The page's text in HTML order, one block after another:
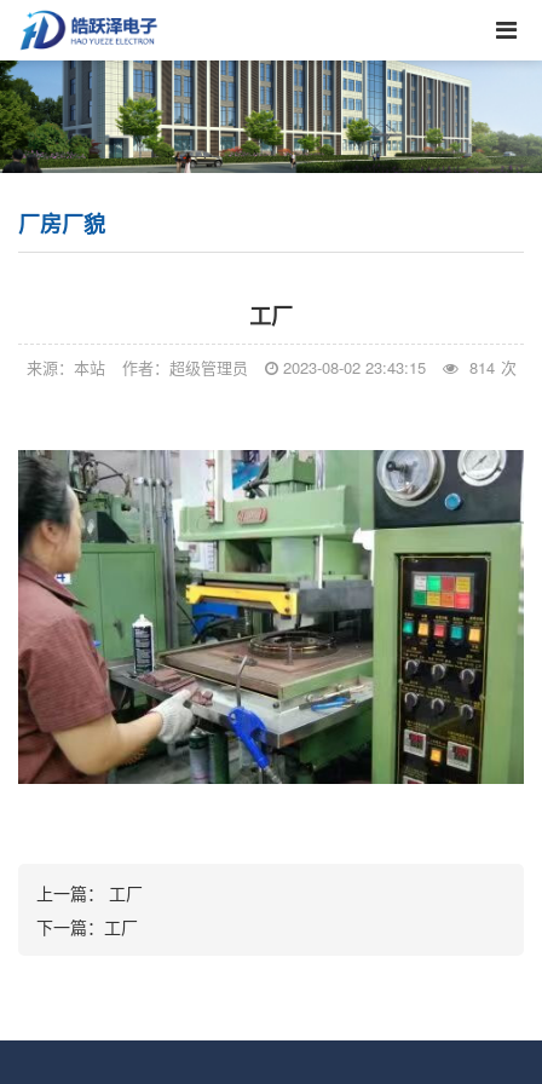
厂房厂貌
工厂
来源：本站 作者：超级管理员 2023-08-02 23:43:15 814 次
上一篇： 工厂
下一篇： 工厂